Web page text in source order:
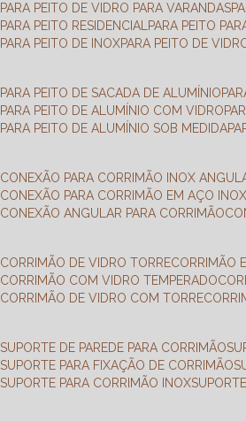
PARA PEITO DE VIDRO PARA VARANDAS
PARA PEITO RESIDENCIAL
PARA PEITO
PARA PEITO DE INOX PARA PEITO DE
PARA PEITO DE SACADA DE ALUMÍNIO
PARA PEITO DE ALUMÍNIO COM VIDRO
PARA PEITO DE ALUMÍNIO SOB MEDIDA
CONEXÃO PARA CORRIMÃO INOX
CONEXÃO PARA CORRIMÃO EM AÇO INOX
CONEXÃO ANGULAR PARA CORRIMÃO
CORRIMÃO DE VIDRO TORRE
CORRIMÃO COM VIDRO TEMPERADO
CORRIMÃO DE VIDRO COM TORRE
SUPORTE DE PAREDE PARA CORRIMÃO
SUPORTE PARA FIXAÇÃO DE CORRIMÃO
SUPORTE PARA CORRIMÃO INOX